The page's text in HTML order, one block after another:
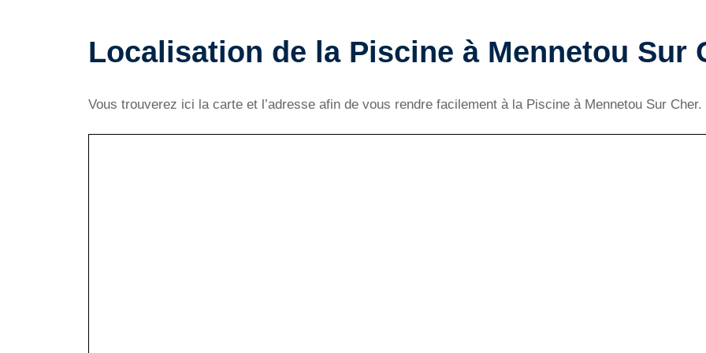
Localisation de la Piscine à Mennetou Sur
Vous trouverez ici la carte et l’adresse afin de vous rendre facilement à la Piscine à Mennetou Sur Cher.